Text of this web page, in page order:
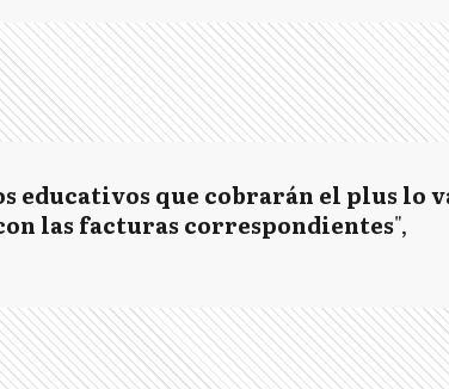
educativos que cobrarán el plus lo
las facturas correspondientes",